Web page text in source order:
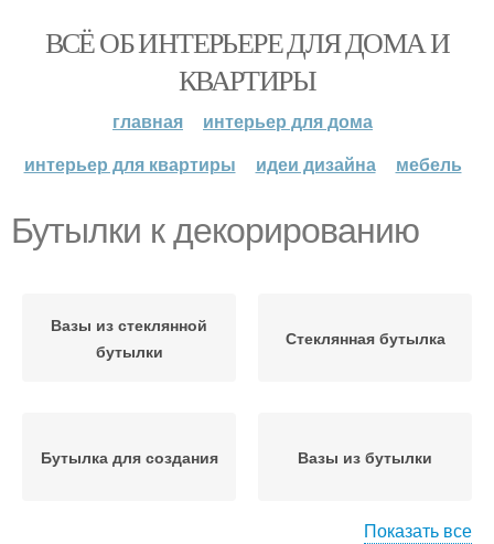
ВСЁ ОБ ИНТЕРЬЕРЕ ДЛЯ ДОМА И
КВАРТИРЫ
главная
интерьер для дома
интерьер для квартиры
идеи дизайна мебель
Бутылки к декорированию
Вазы из стеклянной
бутылки
Стеклянная бутылка
Бутылка для создания Вазы из бутылки
Показать все